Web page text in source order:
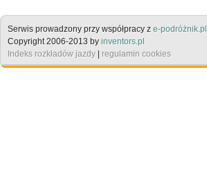
Serwis prowadzony przy współpracy z e-podróżnik.pl
Copyright 2006-2013 by inventors.pl
Indeks rozkładów jazdy | regulamin cookies